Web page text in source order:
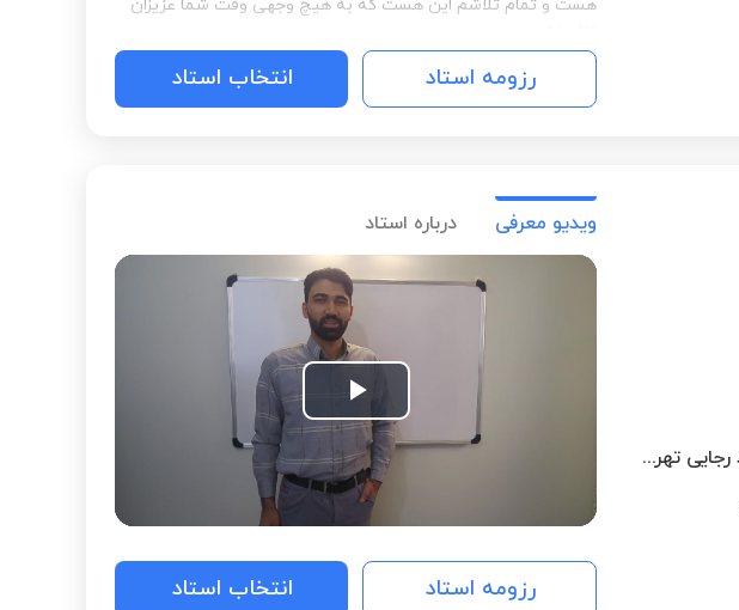
هست و تمام تلاشم این هست که به هیچ وجهی وقت شما عزیزان
رزومه استاد انتخاب استاد
کارشناسی مهندسی عمران از دانشگاه تربیت دبیر شهید رجایی تهران
ویدیو معرفی درباره استاد
Play
Video
رزومه استاد انتخاب استاد